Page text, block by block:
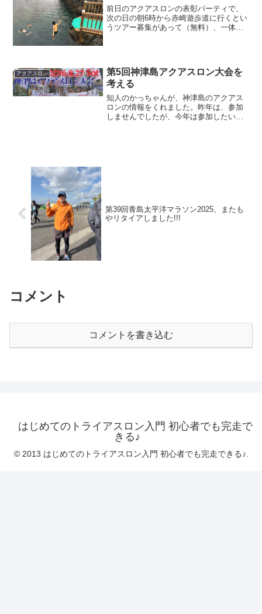
前日のアクアスロンの表彰パーティで、
次の日の朝6時から赤崎遊歩道に行くとい
うツアー募集があって（無料）、一体ど
アクアスロン
第5回神津島アクアスロン大会を
考える
知人のかっちゃんが、神津島のアクアス
ロンの情報をくれました。昨年は、参加
しませんでしたが、今年は参加したいな
第39回青島太平洋マラソン2025、またも
やリタイアしました!!!
コメント
コメントを書き込む
はじめてのトライアスロン入門 初心者でも完走で
きる♪
© 2013 はじめてのトライアスロン入門 初心者でも完走できる♪.